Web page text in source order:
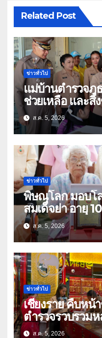
Related Post
ข่าวทั่วไป
แม่บ้านตำรวจภู
ช่วยเหลือ และสิ่
ธิดา ข้าราชการตำรวจจังหวัด
อุทัยธานี
ส.ค. 5, 2026
ข่าวทั่วไป
พิษณุโลก มอบโ
สมเด็จย่า อายุ 100 ปี “นางจ
เนตร” ตำบลบ้า
ส.ค. 5, 2026
ข่าวทั่วไป
เชียงราย คืบหน้าชิงทองเชียงของ
ตำรวจรวบรวม
สปป.ลาว ติดตา
ส.ค. 5, 2026